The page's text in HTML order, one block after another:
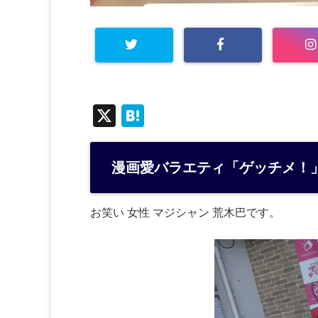
X
at
e
a
漫画愛バラエティ「ゲッチメ！
お笑い 女性 マジシャン 荒木巴です。